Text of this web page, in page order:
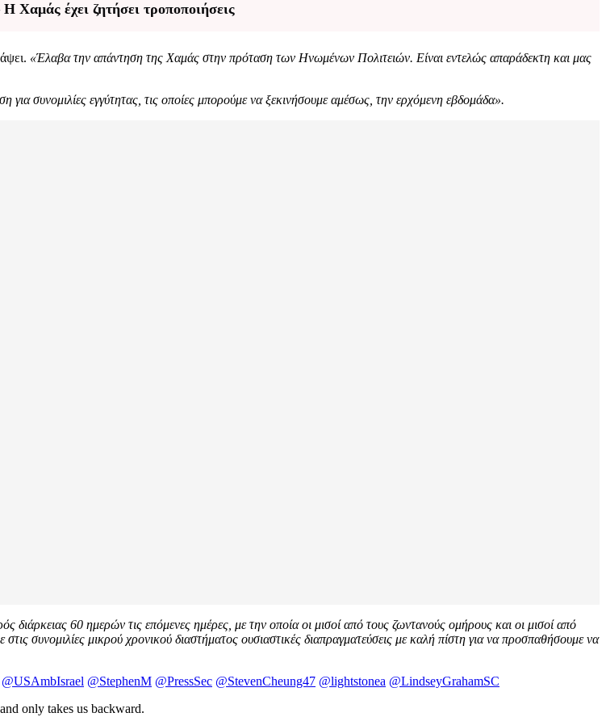
Χαμάς έχει ζητήσει τροποποιήσεις
«Έλαβα την απάντηση της Χαμάς στην πρόταση των Ηνωμένων Πολιτειών. Είναι εντελώς απαράδεκτη και μας
συνομιλίες εγγύτητας, τις οποίες μπορούμε να ξεκινήσουμε αμέσως, την ερχόμενη εβδομάδα».
60 ημερών τις επόμενες ημέρες, με την οποία οι μισοί από τους ζωντανούς ομήρους και οι μισοί από
συνομιλίες μικρού χρονικού διαστήματος ουσιαστικές διαπραγματεύσεις με καλή πίστη για να προσπαθήσουμε να
@USAmbIsrael @StephenM @PressSec @StevenCheung47 @lightstonea @LindseyGrahamSC
only takes us backward.